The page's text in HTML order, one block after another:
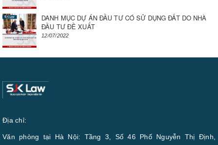
DANH MỤC DỰ ÁN ĐẦU TƯ CÓ SỬ DỤNG ĐẤT DO NHÀ
ĐẦU TƯ ĐỀ XUẤT
12/07/2022
Địa chỉ:
Văn phòng tại Hà Nội: Tầng 3, Số 46 Phố Nguyễn Thị Định,